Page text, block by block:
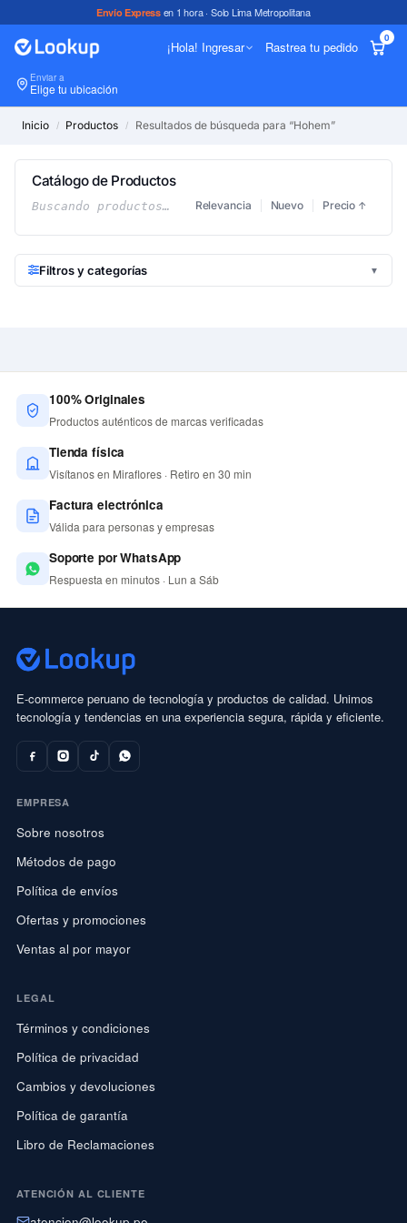
Envío Expressen 1 hora · Solo Lima Metropolitana
¡Hola! Ingresar Rastrea tu pedido
0
Enviar a
Elige tu ubicación
Inicio / Productos / Resultados de búsqueda para “Hohem”
Catálogo de Productos
Buscando productos… Relevancia Nuevo Precio ↑
Filtros y categorías ▼
100% Originales
Productos auténticos de marcas verificadas
Tienda física
Visítanos en Miraflores · Retiro en 30 min
Factura electrónica
Válida para personas y empresas
Soporte por WhatsApp
Respuesta en minutos · Lun a Sáb
E-commerce peruano de tecnología y productos de calidad. Unimos
tecnología y tendencias en una experiencia segura, rápida y eficiente.
EMPRESA
Sobre nosotros
Métodos de pago
Política de envíos
Ofertas y promociones
Ventas al por mayor
LEGAL
Términos y condiciones
Política de privacidad
Cambios y devoluciones
Política de garantía
Libro de Reclamaciones
ATENCIÓN AL CLIENTE